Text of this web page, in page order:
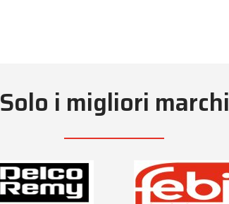
Solo i migliori marchi